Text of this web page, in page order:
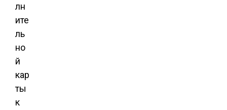
лн
ите
ль
но
й
кар
ты
к